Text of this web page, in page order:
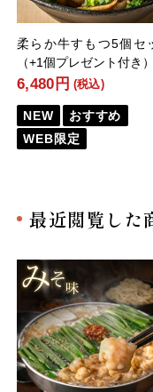
柔らか牛すもつ5個セ
（+1個プレゼント付き）
6,480円 (税込)
NEW
おすすめ
WEB限定
最近閲覧した